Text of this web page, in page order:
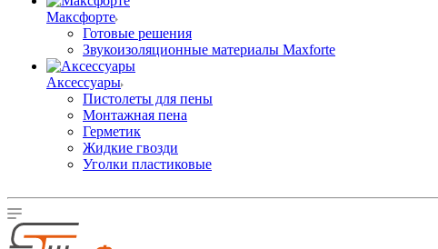
Максфорте
Готовые решения
Звукоизоляционные материалы Maxforte
Аксессуары
Пистолеты для пены
Монтажная пена
Герметик
Жидкие гвозди
Уголки пластиковые